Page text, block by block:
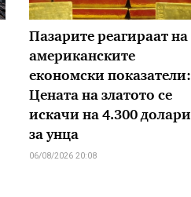
Пазарите реагираат на
американските
економски показатели:
Цената на златото се
искачи на 4.300 долари
за унца
06/08/2026 20:08